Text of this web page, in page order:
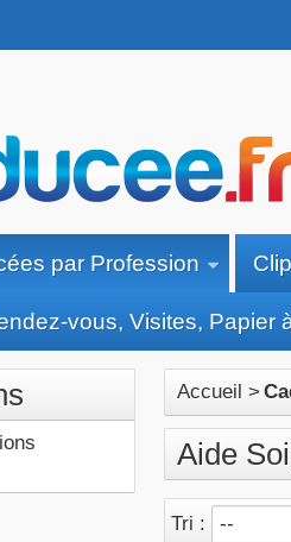
par Profession
vous, Visites, Papier
Accueil >
Aide
Tri : --